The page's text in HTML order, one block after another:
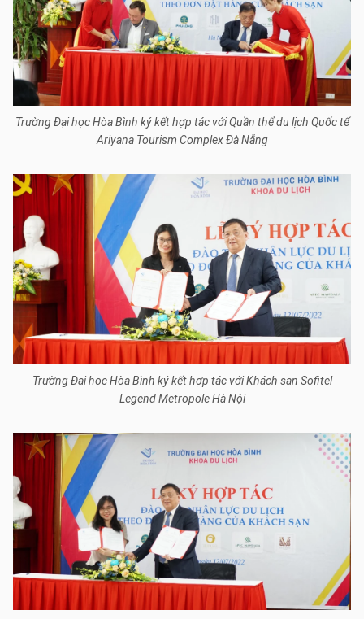
Trường Đại học Hòa Bình ký kết hợp tác với Quần thể du lịch Quốc tế
Ariyana Tourism Complex Đà Nẵng
Trường Đại học Hòa Bình ký kết hợp tác với Khách sạn Sofitel
Legend Metropole Hà Nội